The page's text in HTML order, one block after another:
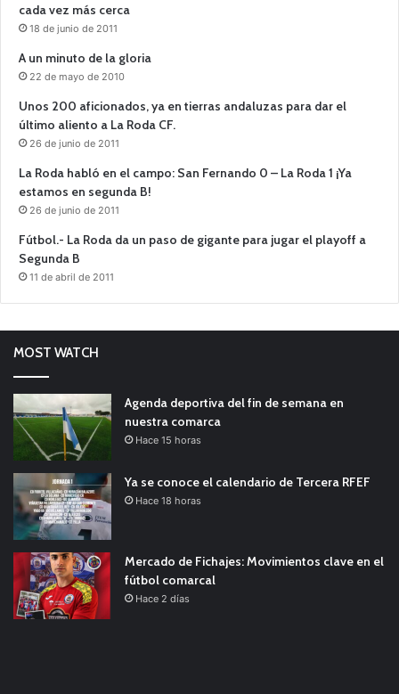
cada vez más cerca
18 de junio de 2011
A un minuto de la gloria
22 de mayo de 2010
Unos 200 aficionados, ya en tierras andaluzas para dar el
último aliento a La Roda CF.
26 de junio de 2011
La Roda habló en el campo: San Fernando 0 – La Roda 1 ¡Ya
estamos en segunda B!
26 de junio de 2011
Fútbol.- La Roda da un paso de gigante para jugar el playoff a
Segunda B
11 de abril de 2011
MOST WATCH
Agenda deportiva del fin de semana en
nuestra comarca
Hace 15 horas
Ya se conoce el calendario de Tercera RFEF
Hace 18 horas
Mercado de Fichajes: Movimientos clave en el
fútbol comarcal
Hace 2 días